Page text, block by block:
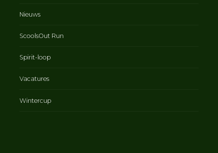
Nieuws
ScoolsOut Run
Spirit-loop
Vacatures
Wintercup